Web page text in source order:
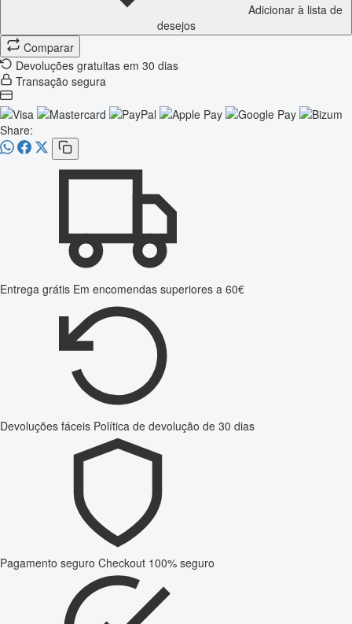
Adicionar à lista de
desejos
Comparar
Devoluções gratuitas em 30 dias
Transação segura
Share:
Entrega grátis Em encomendas superiores a 60€
Devoluções fáceis Política de devolução de 30 dias
Pagamento seguro Checkout 100% seguro